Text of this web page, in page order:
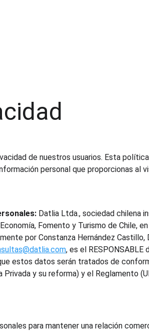
de nuestros usuarios. Esta
personal que proporcionas al
Datlia Ltda., sociedad chilena
Fomento y Turismo de Chile,
por Constanza Hernández
, es el
estos datos serán tratados de
y su reforma) y el Reglamento
para mantener una relación